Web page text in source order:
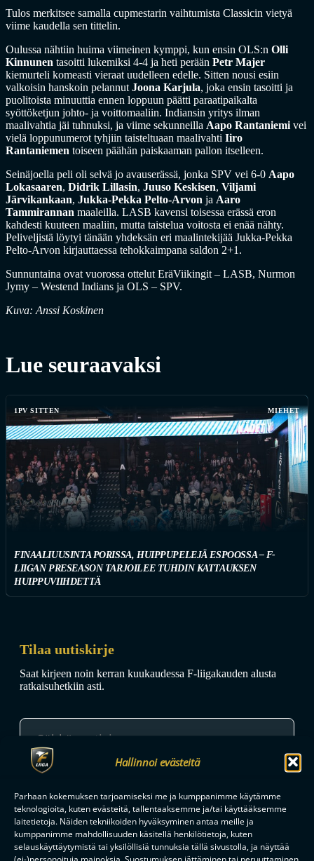
Hallinnoi evästeitä
Parhaan kokemuksen tarjoamiseksi me ja kumppanimme käytämme
teknologioita, kuten evästeitä, tallentaaksemme ja/tai käyttääksemme
laitetietoja. Näiden tekniikoiden hyväksyminen antaa meille ja
kumppanimme mahdollisuuden käsitellä henkilötietoja, kuten
selauskäyttäytymistä tai yksilöllisiä tunnuksia tällä sivustolla, ja näyttää
(ei-)personoituja mainoksia. Suostumuksen jättäminen tai peruuttaminen
Tulos merkitsee samalla cupmestarin vaihtumista Classicin vietyä
viime kaudella sen tittelin.
Oulussa nähtiin huima viimeinen kymppi, kun ensin OLS:n Olli
Kinnunen tasoitti lukemiksi 4-4 ja heti perään Petr Majer
kiemurteli komeasti vieraat uudelleen edelle. Sitten nousi esiin
valkoisin hanskoin pelannut Joona Karjula, joka ensin tasoitti ja
puolitoista minuuttia ennen loppuun päätti paraatipaikalta
syöttöketjun johto- ja voittomaaliin. Indiansin yritys ilman
maalivahtia jäi tuhnuksi, ja viime sekunneilla Aapo Rantaniemi vei
vielä loppunumerot tyhjiin taisteltuaan maalivahti Iiro
Rantaniemen toiseen päähän paiskaaman pallon itselleen.
Seinäjoella peli oli selvä jo avauserässä, jonka SPV vei 6-0 Aapo
Lokasaaren, Didrik Lillasin, Juuso Keskisen, Viljami
Järvikankaan, Jukka-Pekka Pelto-Arvon ja Aaro
Tammirannan maaleilla. LASB kavensi toisessa erässä eron
kahdesti kuuteen maaliin, mutta taistelua voitosta ei enää nähty.
Peliveljistä löytyi tänään yhdeksän eri maalintekijää Jukka-Pekka
Pelto-Arvon kirjauttaessa tehokkaimpana saldon 2+1.
Sunnuntaina ovat vuorossa ottelut EräViikingit – LASB, Nurmon
Jymy – Westend Indians ja OLS – SPV.
Kuva: Anssi Koskinen
Lue seuraavaksi
1PV SITTEN MIEHET
FINAALIUUSINTA PORISSA, HUIPPUPELEJÄ ESPOOSSA – F-
LIIGAN PRESEASON TARJOILEE TUHDIN KATTAUKSEN
HUIPPUVIIHDETTÄ
Tilaa uutiskirje
Saat kirjeen noin kerran kuukaudessa F-liigakauden alusta
ratkaisuhetkiin asti.
F-LIIGANKUMPPANIT